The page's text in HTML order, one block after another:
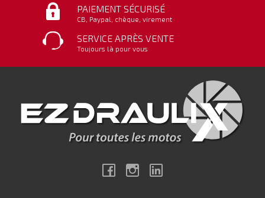
PAIEMENT SÉCURISÉ
CB, Paypal, chèque, virement
SERVICE APRÈS VENTE
Toujours là pour vous
FacebookInstagram